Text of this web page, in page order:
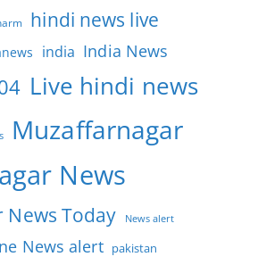
hindi news live
india India News
Live hindi news
Muzaffarnagar
News
Today News alert
News alert pakistan